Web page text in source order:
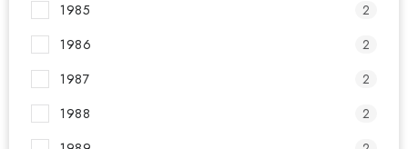
OSTATNÍ NOSIČE
STŘEŠNÍ KOŠE
AUTOSTANY
1985
2
1986
2
1987
2
1988
2